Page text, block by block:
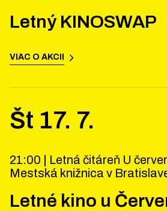
Letný KINOSWAP
VIAC O AKCII
Št 17. 7.
21:00 | Letná čitáreň U
Mestská knižnica v
Letné kino u